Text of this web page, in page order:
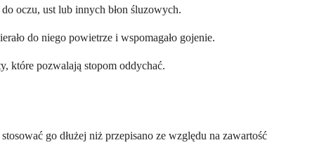
oczu, ust lub innych błon śluzowych.
do niego powietrze i wspomagało gojenie.
które pozwalają stopom oddychać.
go dłużej niż przepisano ze względu na zawartość